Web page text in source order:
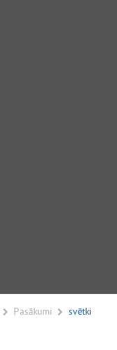
Pasākumi svētki